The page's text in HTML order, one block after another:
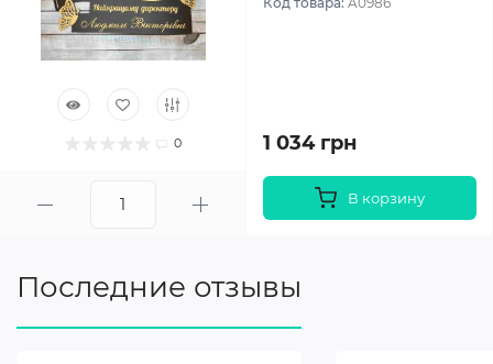
0 1 034 грн
В корзину
Последние отзывы